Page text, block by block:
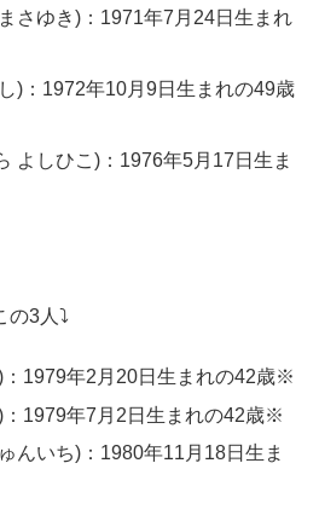
さゆき)：1971年7月24日生まれ
)：1972年10月9日生まれの49歳
よしひこ)：1976年5月17日生ま
の3人⤵
：1979年2月20日生まれの42歳※
：1979年7月2日生まれの42歳※
んいち)：1980年11月18日生ま